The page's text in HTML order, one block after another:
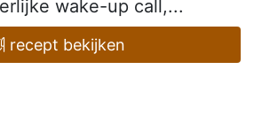
wake-up call,...
recept bekijken